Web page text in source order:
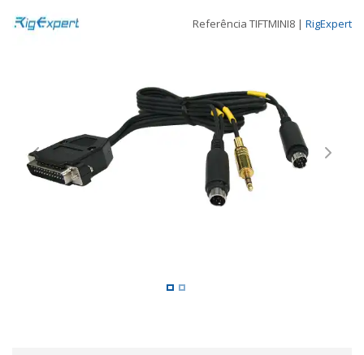
Referência TIFTMINI8 | RigExpert
Previous Next